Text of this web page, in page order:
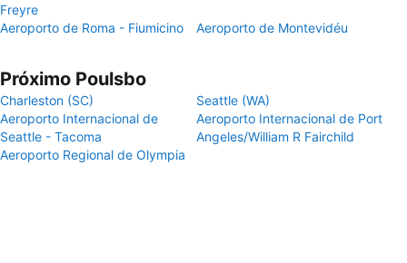
Freyre
Aeroporto de Roma - Fiumicino Aeroporto de Montevidéu
Próximo Poulsbo
Charleston (SC)
Seattle (WA)
Aeroporto Internacional de
Seattle - Tacoma
Aeroporto Internacional de Port
Angeles/William R Fairchild
Aeroporto Regional de Olympia